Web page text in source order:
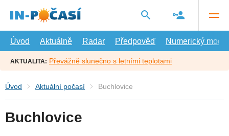
hlavní
Úvod
Aktuálně Radar Předpověď Numerický model
AKTUALITA: Převážně slunečno s letními teplotami
Úvod Aktuální počasí Buchlovice
Buchlovice